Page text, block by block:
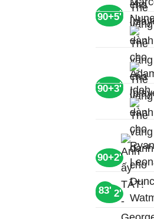
90+8'
90+5'
90+3'
90+3'
90+2'
90+2'
83'